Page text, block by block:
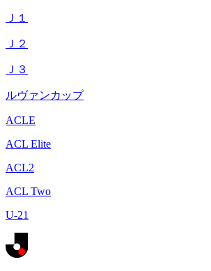
Ｊ１
Ｊ２
Ｊ３
ルヴァンカップ
ACLE
ACL Elite
ACL2
ACL Two
U-21